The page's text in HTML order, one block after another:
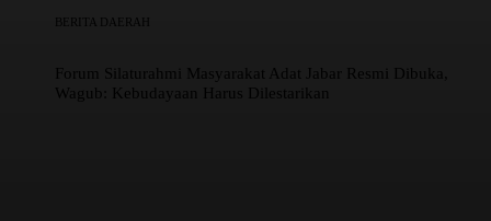
BERITA DAERAH
Forum Silaturahmi Masyarakat Adat Jabar Resmi Dibuka,
Wagub: Kebudayaan Harus Dilestarikan